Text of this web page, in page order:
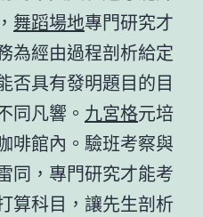
舞蹈場地專門研究才
為經由過程剖析給定
否具有發明題目的目
同凡響。 九宮格元培
啡館內。驗班考察與
同，專門研究才能考
算科目，讓先生剖析